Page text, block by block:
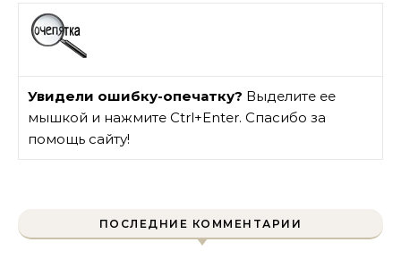
Увидели ошибку-опечатку? Выделите ее
мышкой и нажмите Ctrl+Enter. Спасибо за
помощь сайту!
ПОСЛЕДНИЕ КОММЕНТАРИИ